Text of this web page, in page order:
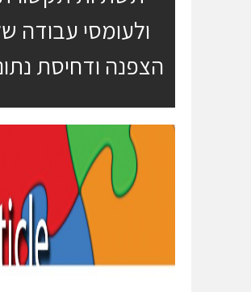
ולעומסי עבודה
הצפנה ודחיסת